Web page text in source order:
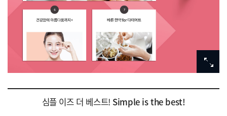
심플 이즈 더 베스트! Simple is the best!